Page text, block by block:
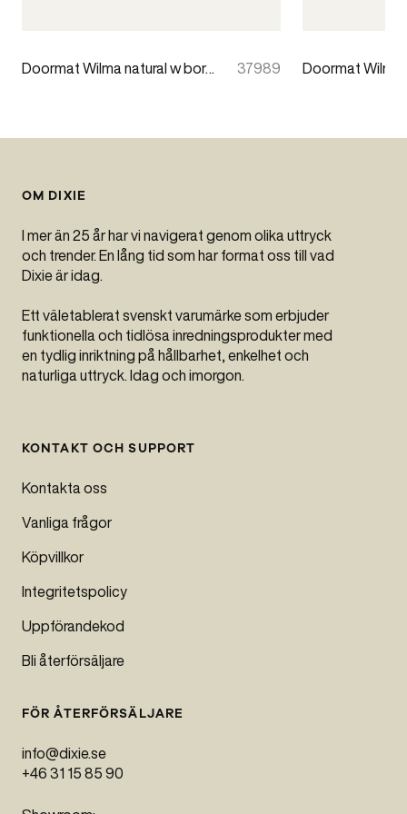
Doormat Wilma natural w border 60x90cm 37989
OM DIXIE
I mer än 25 år har vi navigerat genom olika uttryck
och trender. En lång tid som har format oss till vad
Dixie är idag.
Ett väletablerat svenskt varumärke som erbjuder
funktionella och tidlösa inredningsprodukter med
en tydlig inriktning på hållbarhet, enkelhet och
naturliga uttryck. Idag och imorgon.
KONTAKT OCH SUPPORT
Kontakta oss
Vanliga frågor
Köpvillkor
Integritetspolicy
Uppförandekod
Bli återförsäljare
FÖR ÅTERFÖRSÄLJARE
info@dixie.se
+46 31 15 85 90